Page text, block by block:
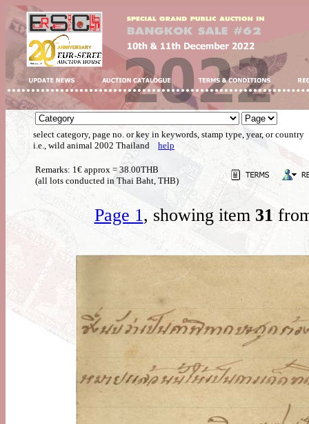
select category, page no. or key in keywords, stamp type, year, or country
i.e., wild animal 2002 Thailand help
Remarks: 1€ approx = 38.00THB
(all lots conducted in Thai Baht, THB)
Page 1, showing item 31